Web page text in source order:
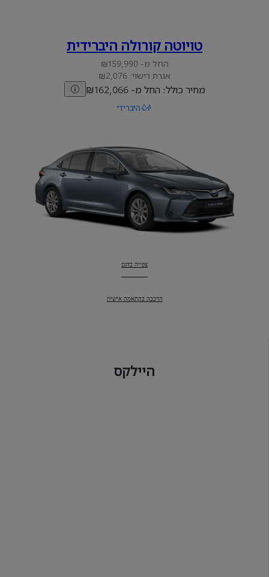
טויוטה קורולה היברידית
החל מ- ₪159,990
אגרת רישוי: ₪2,076
מחיר כולל: החל מ- ₪162,066
היברידי
טויוטה קורולה היברידית
צפייה בדגם
טויוטה קורולה היברידית
הרכבה בהתאמה אישית
היילקס